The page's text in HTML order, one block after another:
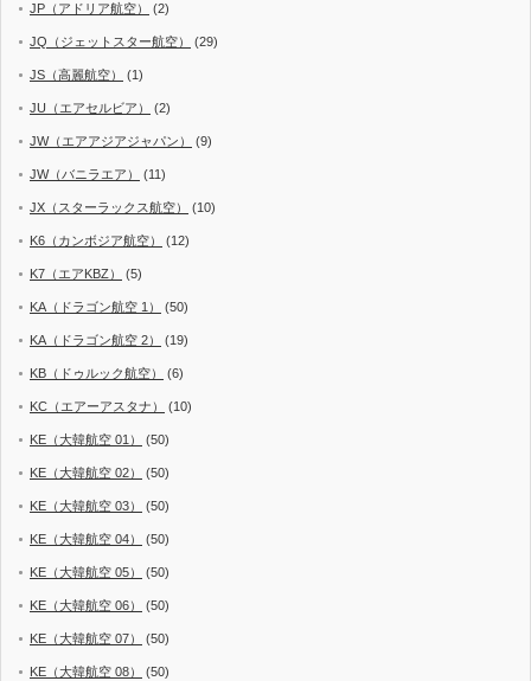
JP（アドリア航空） (2)
JQ（ジェットスター航空） (29)
JS（高麗航空） (1)
JU（エアセルビア） (2)
JW（エアアジアジャパン） (9)
JW（バニラエア） (11)
JX（スターラックス航空） (10)
K6（カンボジア航空） (12)
K7（エアKBZ） (5)
KA（ドラゴン航空 1） (50)
KA（ドラゴン航空 2） (19)
KB（ドゥルック航空） (6)
KC（エアーアスタナ） (10)
KE（大韓航空 01） (50)
KE（大韓航空 02） (50)
KE（大韓航空 03） (50)
KE（大韓航空 04） (50)
KE（大韓航空 05） (50)
KE（大韓航空 06） (50)
KE（大韓航空 07） (50)
KE（大韓航空 08） (50)